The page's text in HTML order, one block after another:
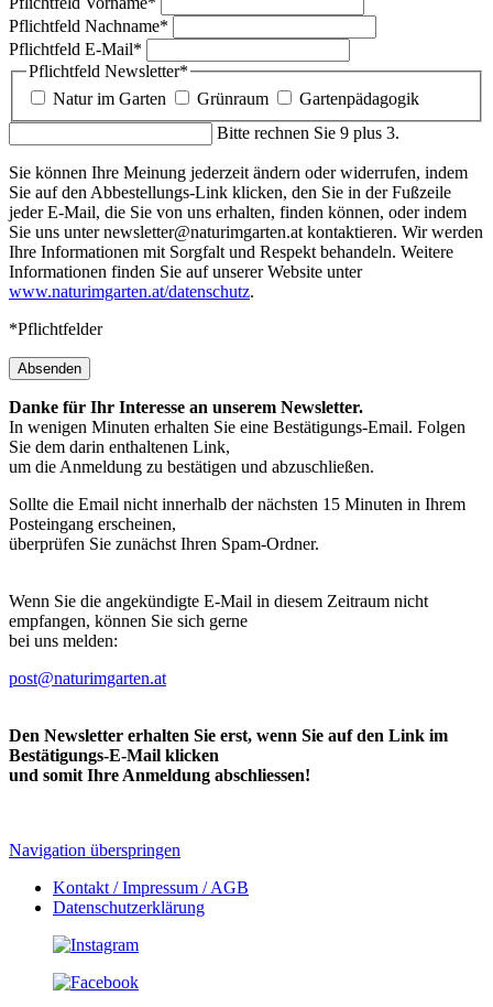
Pflichtfeld Nachname*
Pflichtfeld E-Mail*
Pflichtfeld Newsletter*
Natur im Garten
Grünraum
Gartenpädagogik
Bitte rechnen Sie 9 plus 3.
Sie können Ihre Meinung jederzeit ändern oder widerrufen, indem
Sie auf den Abbestellungs-Link klicken, den Sie in der Fußzeile
jeder E-Mail, die Sie von uns erhalten, finden können, oder indem
Sie uns unter newsletter@naturimgarten.at kontaktieren. Wir werden
Ihre Informationen mit Sorgfalt und Respekt behandeln. Weitere
Informationen finden Sie auf unserer Website unter
www.naturimgarten.at/datenschutz.
*Pflichtfelder
Absenden
Danke für Ihr Interesse an unserem Newsletter.
In wenigen Minuten erhalten Sie eine Bestätigungs-Email. Folgen
Sie dem darin enthaltenen Link,
um die Anmeldung zu bestätigen und abzuschließen.
Sollte die Email nicht innerhalb der nächsten 15 Minuten in Ihrem
Posteingang erscheinen,
überprüfen Sie zunächst Ihren Spam-Ordner.
Wenn Sie die angekündigte E-Mail in diesem Zeitraum nicht
empfangen, können Sie sich gerne
bei uns melden:
post@naturimgarten.at
Den Newsletter erhalten Sie erst, wenn Sie auf den Link im
Bestätigungs-E-Mail klicken
und somit Ihre Anmeldung abschliessen!
Navigation überspringen
Kontakt / Impressum / AGB
Datenschutzerklärung